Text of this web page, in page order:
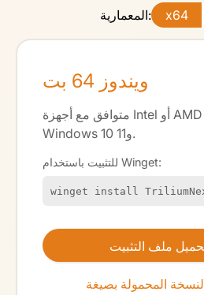
المعمارية: x64
ويندوز 64 بت
متوافق مع أجهزة Intel أو AMD التي تعمل بنظام
Windows 10 و11.
للتثبيت باستخدام Winget:
winget install